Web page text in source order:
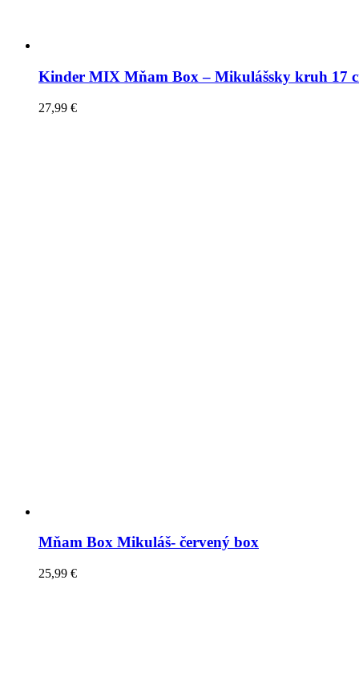
Kinder MIX Mňam Box – Mikulášsky kruh 17
27,99 €
Mňam Box Mikuláš- červený box
25,99 €